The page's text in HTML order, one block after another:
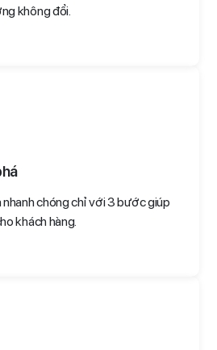
không đổi.
chóng chỉ với 3 bước giúp
khách hàng.